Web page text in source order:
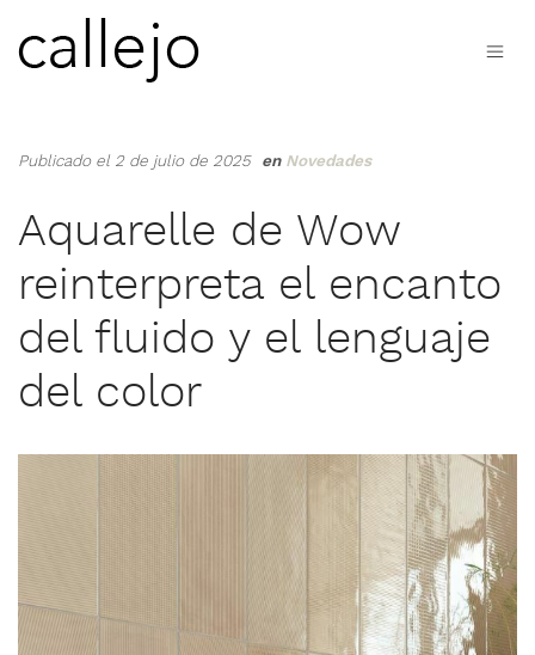
Publicado el 2 de julio de 2025 en Novedades
Aquarelle de Wow
reinterpreta el encanto
del fluido y el lenguaje
del color